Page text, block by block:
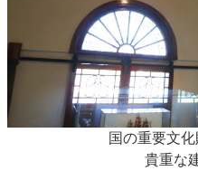
国の重要文
貴重な